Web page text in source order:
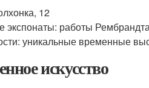
12
экспонаты: работы
уникальные временные
искусство